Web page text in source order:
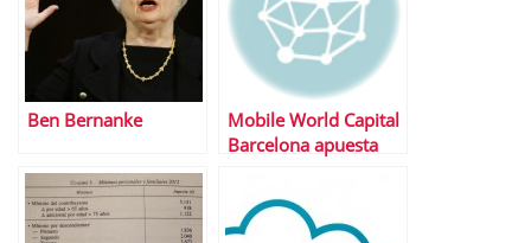
Ben Bernanke
Mobile World Capital
Barcelona apuesta
emprendedores con
4YFN